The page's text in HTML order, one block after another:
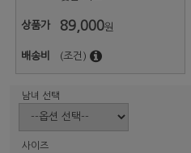
상품가 89,000원
배송비 (조건)
남녀 선택
사이즈